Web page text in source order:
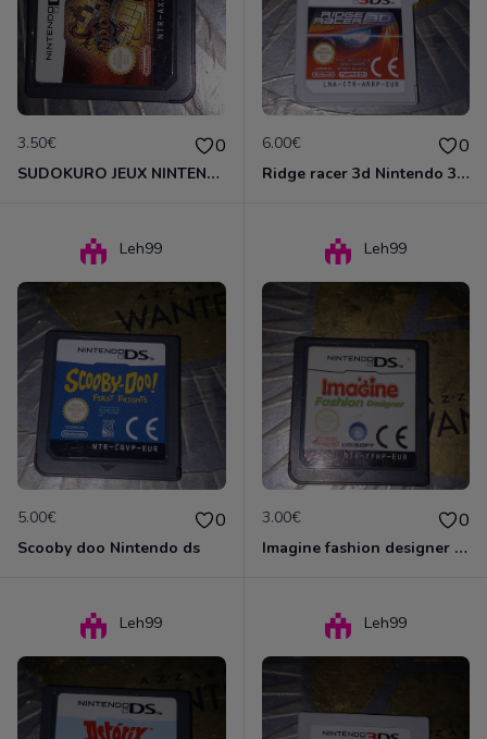
3.50€ 0
SUDOKURO JEUX NINTENDO DS
6.00€ 0
Ridge racer 3d Nintendo 3DS
Leh99
5.00€ 0
Scooby doo Nintendo ds
Leh99
3.00€ 0
Imagine fashion designer Nintendo ds
Leh99 Leh99